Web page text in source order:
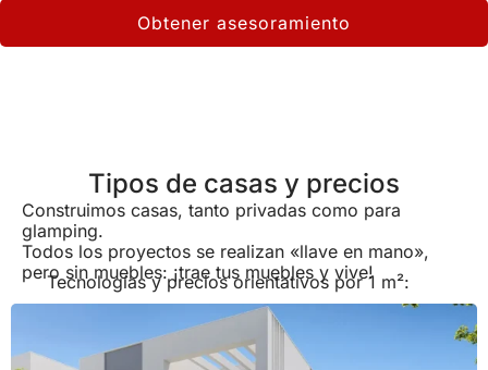
Obtener asesoramiento
Tipos de casas y precios
Construimos casas, tanto privadas como para
glamping.
Todos los proyectos se realizan «llave en mano»,
pero sin muebles: ¡trae tus muebles y vive!
Tecnologías y precios orientativos por 1 m²: